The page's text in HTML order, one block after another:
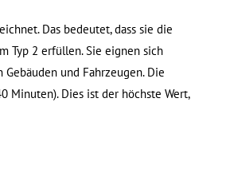
Das bedeutet, dass sie die
Typ 2 erfüllen. Sie eignen sich
und Fahrzeugen. Die
Minuten). Dies ist der höchste Wert,